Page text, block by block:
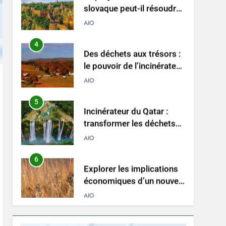
le problème des déchets
du pays ?
AIO
4
le pouvoir de l’incinérateur
de Sainte-Lucie
AIO
5
transformer les déchets
en solutions énergétiques
et environnementales
AIO
6
économiques d’un nouvel
incinérateur au Pérou
AIO
7
Solutions durables :